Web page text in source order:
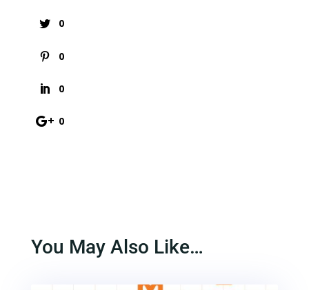
0
0
0
0
You May Also Like…